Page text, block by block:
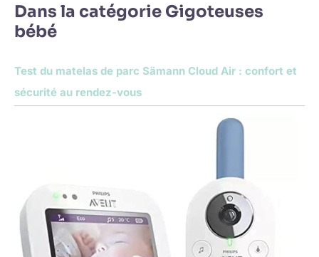
Dans la catégorie Gigoteuses
bébé
Test du matelas de parc Sämann Cloud Air : confort et
sécurité au rendez-vous